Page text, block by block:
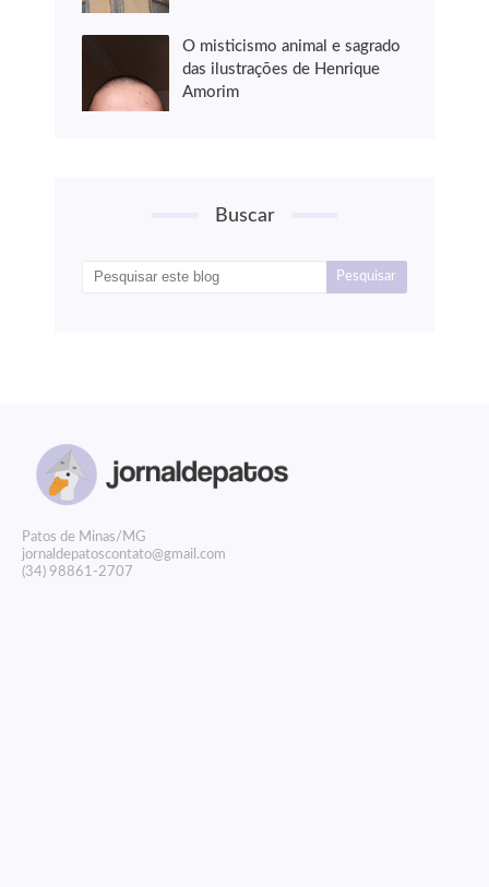
O misticismo animal e sagrado
das ilustrações de Henrique
Amorim
Buscar
Patos de Minas/MG
jornaldepatoscontato@gmail.com
(34) 98861-2707